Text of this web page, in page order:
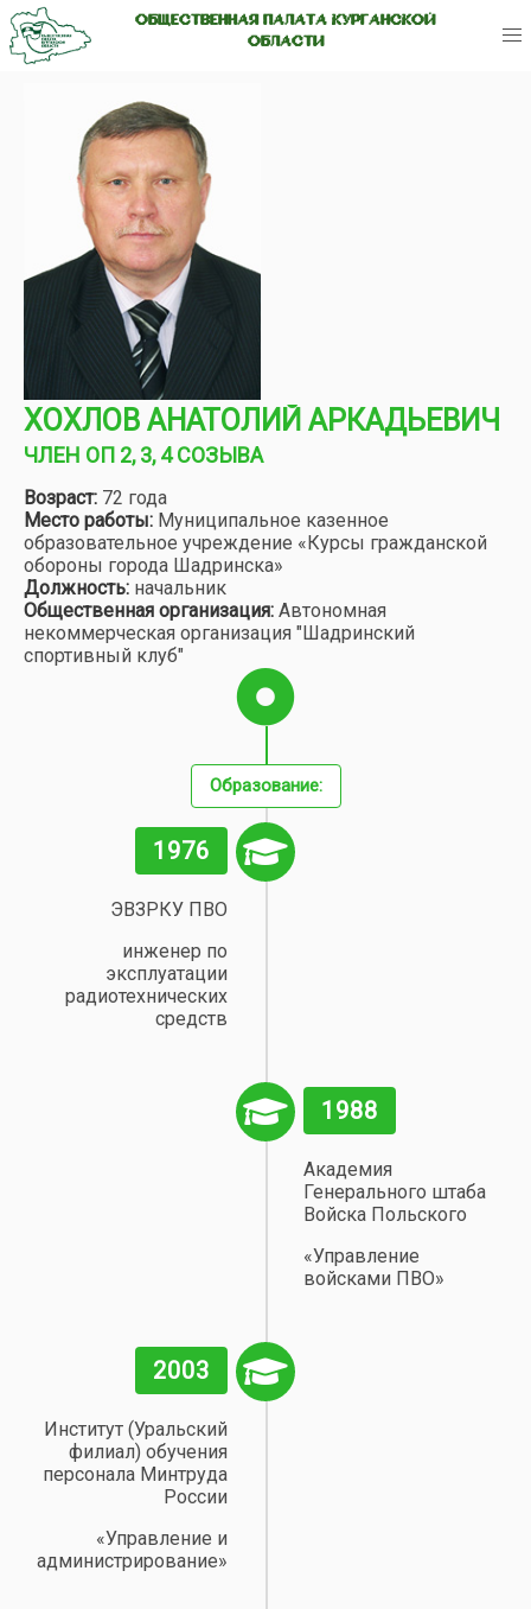
ОБЩЕСТВЕННАЯ ПАЛАТА КУРГАНСКОЙ
ОБЛАСТИ
ХОХЛОВ АНАТОЛИЙ АРКАДЬЕВИЧ
ЧЛЕН ОП 2, 3, 4 СОЗЫВА
Возраст: 72 года
Место работы: Муниципальное казенное
образовательное учреждение «Курсы гражданской
обороны города Шадринска»
Должность: начальник
Общественная организация: Автономная
некоммерческая организация "Шадринский
спортивный клуб"
Образование:
1976
ЭВЗРКУ ПВО
инженер по
эксплуатации
радиотехнических
средств
1988
Академия
Генерального штаба
Войска Польского
«Управление
войсками ПВО»
2003
Институт (Уральский
филиал) обучения
персонала Минтруда
России
«Управление и
администрирование»